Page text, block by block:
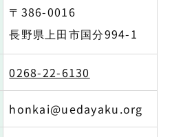
〒386-0016
長野県上田市国分994-1
0268-22-6130
honkai@uedayaku.org